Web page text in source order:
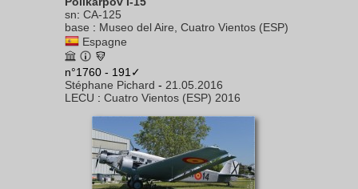
sn: CA-125
base : Museo del Aire, Cuatro Vientos (ESP)
Espagne
n°1760 - 191✓
Stéphane Pichard - 21.05.2016
LECU : Cuatro Vientos (ESP) 2016